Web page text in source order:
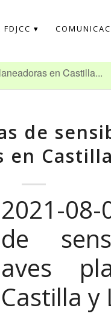
FDJCC
en Castilla...
de
en
2021-08-
de
aves
Castilla y